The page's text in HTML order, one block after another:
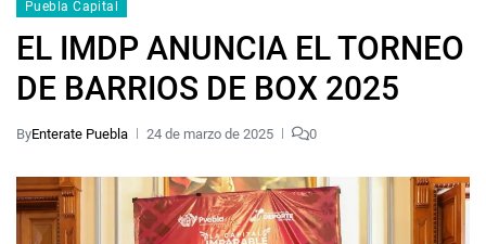
Puebla Capital
EL IMDP ANUNCIA EL TORNEO
DE BARRIOS DE BOX 2025
ByEnterate Puebla 24 de marzo de 2025 0